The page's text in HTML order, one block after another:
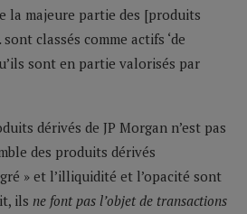
la majeure partie des [produits
classés comme actifs ‘de
sont en partie valorisés par
dérivés de JP Morgan n’est pas
des produits dérivés
gré » et l’illiquidité et l’opacité sont
ils ne font pas l’objet de transactions